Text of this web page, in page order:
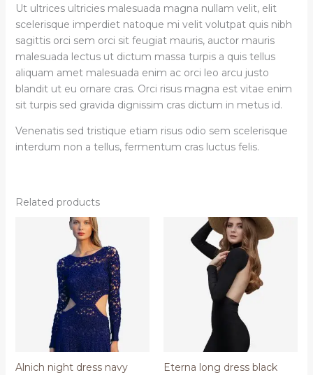
Ut ultrices ultricies malesuada magna nullam velit, elit
scelerisque imperdiet natoque mi velit volutpat quis nibh
sagittis orci sem orci sit feugiat mauris, auctor mauris
malesuada lectus ut dictum massa turpis a quis tellus
aliquam amet malesuada enim ac orci leo arcu justo
blandit ut eu ornare cras. Orci risus magna est vitae enim
sit turpis sed gravida dignissim cras dictum in metus id.
Venenatis sed tristique etiam risus odio sem scelerisque
interdum non a tellus, fermentum cras luctus felis.
Related products
Alnich night dress navy Eterna long dress black